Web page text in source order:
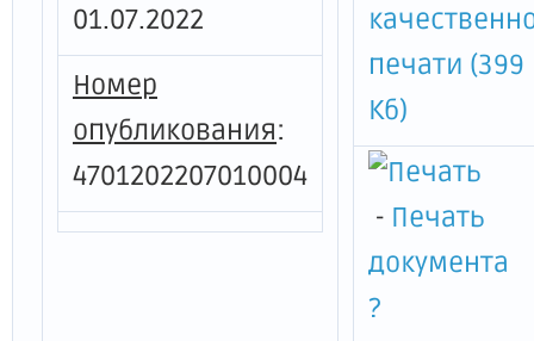
01.07.2022
Номер
опубликования:
4701202207010004
печати (399
Кб)
- Печать
документа
?